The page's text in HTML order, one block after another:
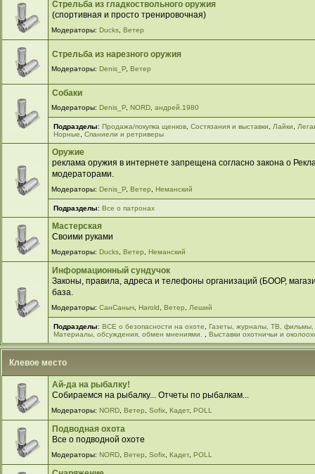
Стрельба из гладкоствольного оружия
(спортивная и просто тренировочная)
Модераторы: Ducks, Ветер
Стрельба из нарезного оружия
Модераторы: Denis_P, Ветер
Собаки
Модераторы: Denis_P, NORD, андрей.1980
Подразделы:Продажа/покупка щенков ,Cостязания и выставки Лайки
Норные
,Спаниели и ретриверы
Оружие
реклама оружия в интернете запрещена согласно закона о
модераторами.
Модераторы: Denis_P, Ветер Неманский
Подразделы:Все о патронах
Мастерская
Своими руками
Модераторы: Ducks, Ветер Неманский
Информационный сундучок
Законы, правила, адреса и телефоны организаций (БООР,
база.
Модераторы: СанСаныч, Harold Ветер Леший
Подразделы:ВСЕ о безопасности на охоте ,Газеты, журналы, ТВ, фильмы,
Материалы, обсуждения, обмен мнениями.
,Выставки охотничьи и
Клевое место
Ай-да на рыбалку!
Собираемся на рыбалку... Отчеты по рыбалкам...
Модераторы: NORD, Ветер Sofix, Кадет, POLL
Подводная охота
Все о подводной охоте
Модераторы: NORD, Ветер Sofix, Кадет, POLL